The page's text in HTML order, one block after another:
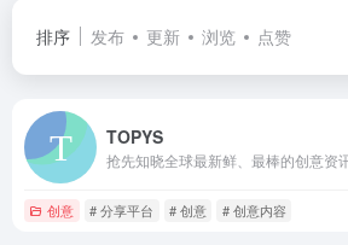
排序 发布 更新 浏览 点赞
TOPYS
抢先知晓全球最新鲜、最棒的创意资
创意 # 分享平台 # 创意 # 创意内容